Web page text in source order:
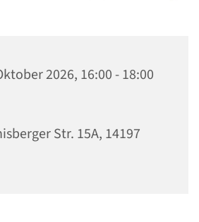
2026, 16:00 - 18:00
Str. 15A, 14197